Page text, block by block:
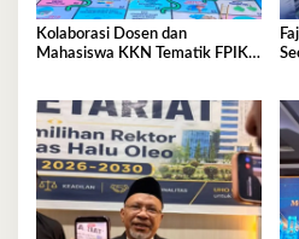
Kolaborasi Dosen dan
Mahasiswa KKN Tematik FPIK
anak di Kelurahan Lapulu